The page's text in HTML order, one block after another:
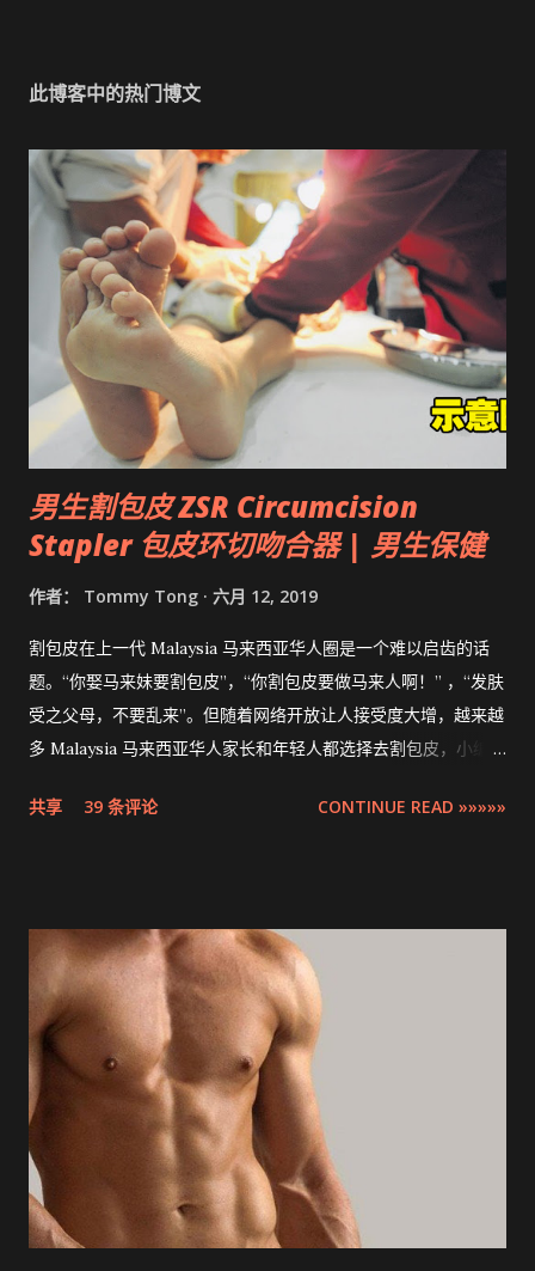
此博客中的热门博文
男生割包皮 ZSR Circumcision
Stapler 包皮环切吻合器 | 男生保健
作者： Tommy Tong 六月 12, 2019
割包皮在上一代 Malaysia 马来西亚华人圈是一个难以启齿的话
题。“你娶马来妹要割包皮”，“你割包皮要做马来人啊！” ，“发肤
受之父母，不要乱来”。但随着网络开放让人接受度大增，越来越
多 Malaysia 马来西亚华人家长和年轻人都选择去割包皮，小编多
的是最先进，零出血，零缝针，15分钟快速完成的 ZSR
共享 39 条评论 CONTINUE READ »»»»»